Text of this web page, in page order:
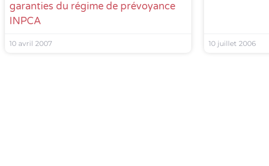
garanties du régime de prévoyance
INPCA
10 avril 2007 10 juillet 2006